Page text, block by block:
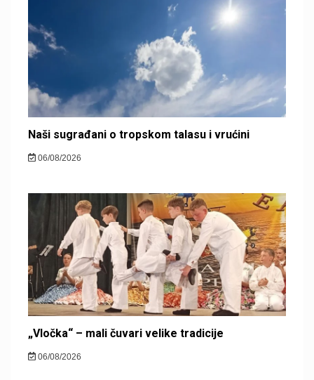
Naši sugrađani o tropskom talasu i vrućini
06/08/2026
„Vločka“ – mali čuvari velike tradicije
06/08/2026